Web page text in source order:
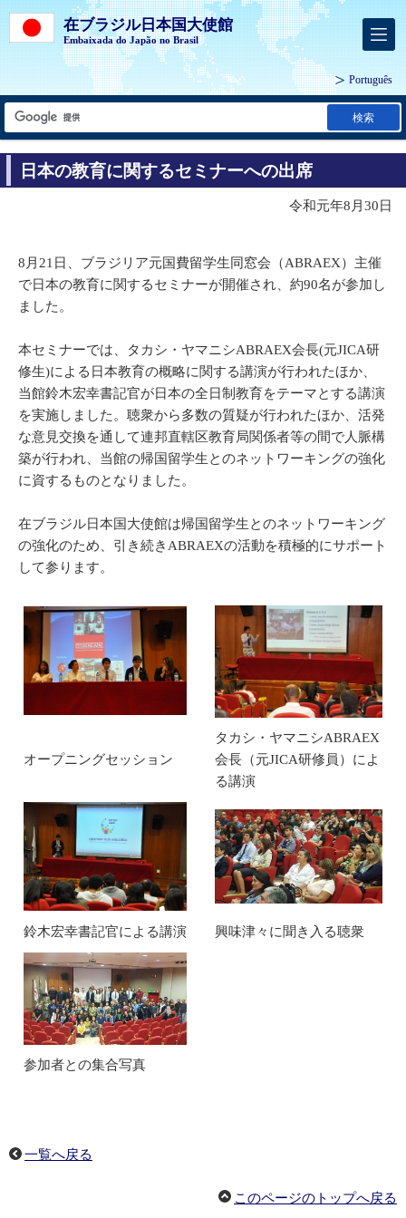
在ブラジル日本国大使館
Embaixada do Japão no Brasil
Português
検索
日本の教育に関するセミナーへの出席
令和元年8月30日
8月21日、ブラジリア元国費留学生同窓会（ABRAEX）主催
で日本の教育に関するセミナーが開催され、約90名が参加し
ました。
本セミナーでは、タカシ・ヤマニシABRAEX会長(元JICA研
修生)による日本教育の概略に関する講演が行われたほか、
当館鈴木宏幸書記官が日本の全日制教育をテーマとする講演
を実施しました。聴衆から多数の質疑が行われたほか、活発
な意見交換を通して連邦直轄区教育局関係者等の間で人脈構
築が行われ、当館の帰国留学生とのネットワーキングの強化
に資するものとなりました。
在ブラジル日本国大使館は帰国留学生とのネットワーキング
の強化のため、引き続きABRAEXの活動を積極的にサポート
して参ります。
オープニングセッション
タカシ・ヤマニシABRAEX
会長（元JICA研修員）によ
る講演
鈴木宏幸書記官による講演 興味津々に聞き入る聴衆
参加者との集合写真
一覧へ戻る
このページのトップへ戻る